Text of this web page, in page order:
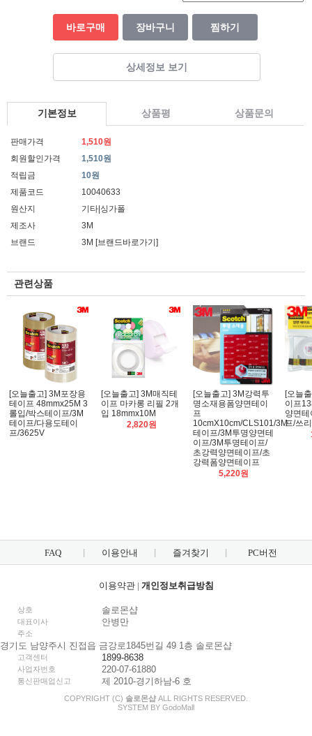
바로구매 장바구니 찜하기
상세정보 보기
기본정보 상품평 상품문의
판매가격
1,510원
회원할인가격
1,510원
적립금
10원
제품코드
10040633
원산지
기타|싱가폴
제조사
3M
브랜드
3M [브랜드바로가기]
관련상품
[오늘출고] 3M포장용
테이프 48mmx25M 3
롤입/박스테이프/3M
테이프/다용도테이
프/3625V
[오늘출고] 3M매직테
이프 마카롱 리필 2개
입 18mmx10M
2,820원
[오늘출고] 3M강력투
명소재용폼양면테이
프
10cmX10cm/CLS101/3M
테이프/3M투명양면테
이프/3M투명테이프/
초강력양면테이프/초
강력폼양면테이프
5,220원
[오늘
이프
양면
프/쓰
FAQ 이용안내 즐겨찾기 PC버전
이용약관| 개인정보취급방침
상호 솔로몬샵
대표이사 안병만
주소
경기도 남양주시 진접읍 금강로1845번길 49 1층 솔로몬샵
고객센터 1899-8638
사업자번호 220-07-61880
통신판매업신고 제 2010-경기하남-6 호
COPYRIGHT (C) 솔로몬샵 ALL RIGHTS RESERVED.
SYSTEM BY GodoMall